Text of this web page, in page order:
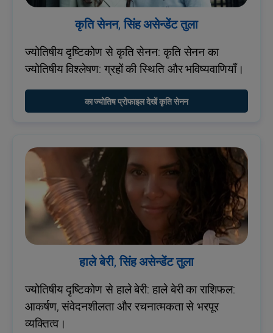
कृति सेनन, सिंह असेन्डेंट तुला
ज्योतिषीय दृष्टिकोण से कृति सेनन: कृति सेनन का
ज्योतिषीय विश्लेषण: ग्रहों की स्थिति और भविष्यवाणियाँ।
का ज्योतिष प्रोफाइल देखें कृति सेनन
हाले बेरी, सिंह असेन्डेंट तुला
ज्योतिषीय दृष्टिकोण से हाले बेरी: हाले बेरी का राशिफल:
आकर्षण, संवेदनशीलता और रचनात्मकता से भरपूर
व्यक्तित्व।